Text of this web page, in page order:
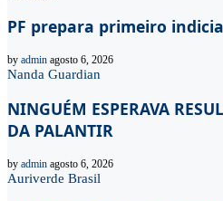
PF prepara primeiro
by admin agosto 6, 2026
Nanda Guardian
NINGUÉM ESPERAVA
DA PALANTIR
by admin agosto 6, 2026
Auriverde Brasil